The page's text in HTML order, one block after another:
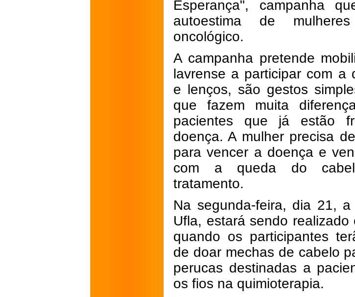
Esperança", campanha
autoestima de
oncológico.
A campanha pretende
lavrense a participar com a
e lenços, são gestos
que fazem muita
pacientes que já estão
doença. A mulher precisa
para vencer a doença e
com a queda do
tratamento.
Na segunda-feira, dia 21,
Ufla, estará sendo realizado
quando os participantes
de doar mechas de cabelo
perucas destinadas a
os fios na quimioterapia.